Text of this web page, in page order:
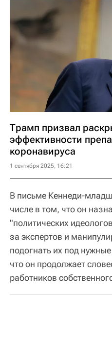
Трамп призвал
эффективности
коронавируса
1 сентября 2025, 16:21
В письме Кеннеди-
числе в том, что он
"политических
за экспертов и
подогнать их под
что он продолжает
работников